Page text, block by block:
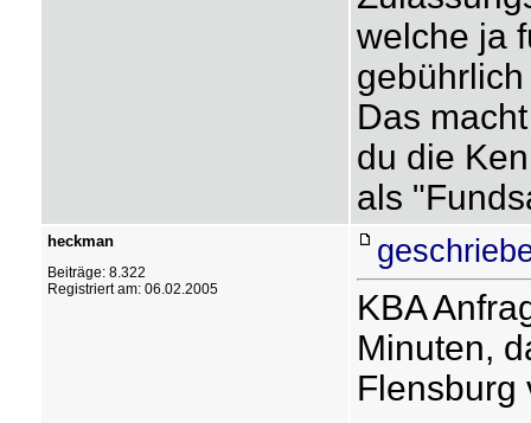
welche ja
Das
du die
als
heckman
Beiträge: 8.322
Registriert am: 06.02.2005
KBA
Minuten,